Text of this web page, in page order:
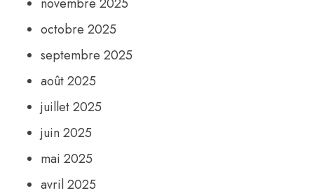
novembre 2025
octobre 2025
septembre 2025
août 2025
juillet 2025
juin 2025
mai 2025
avril 2025